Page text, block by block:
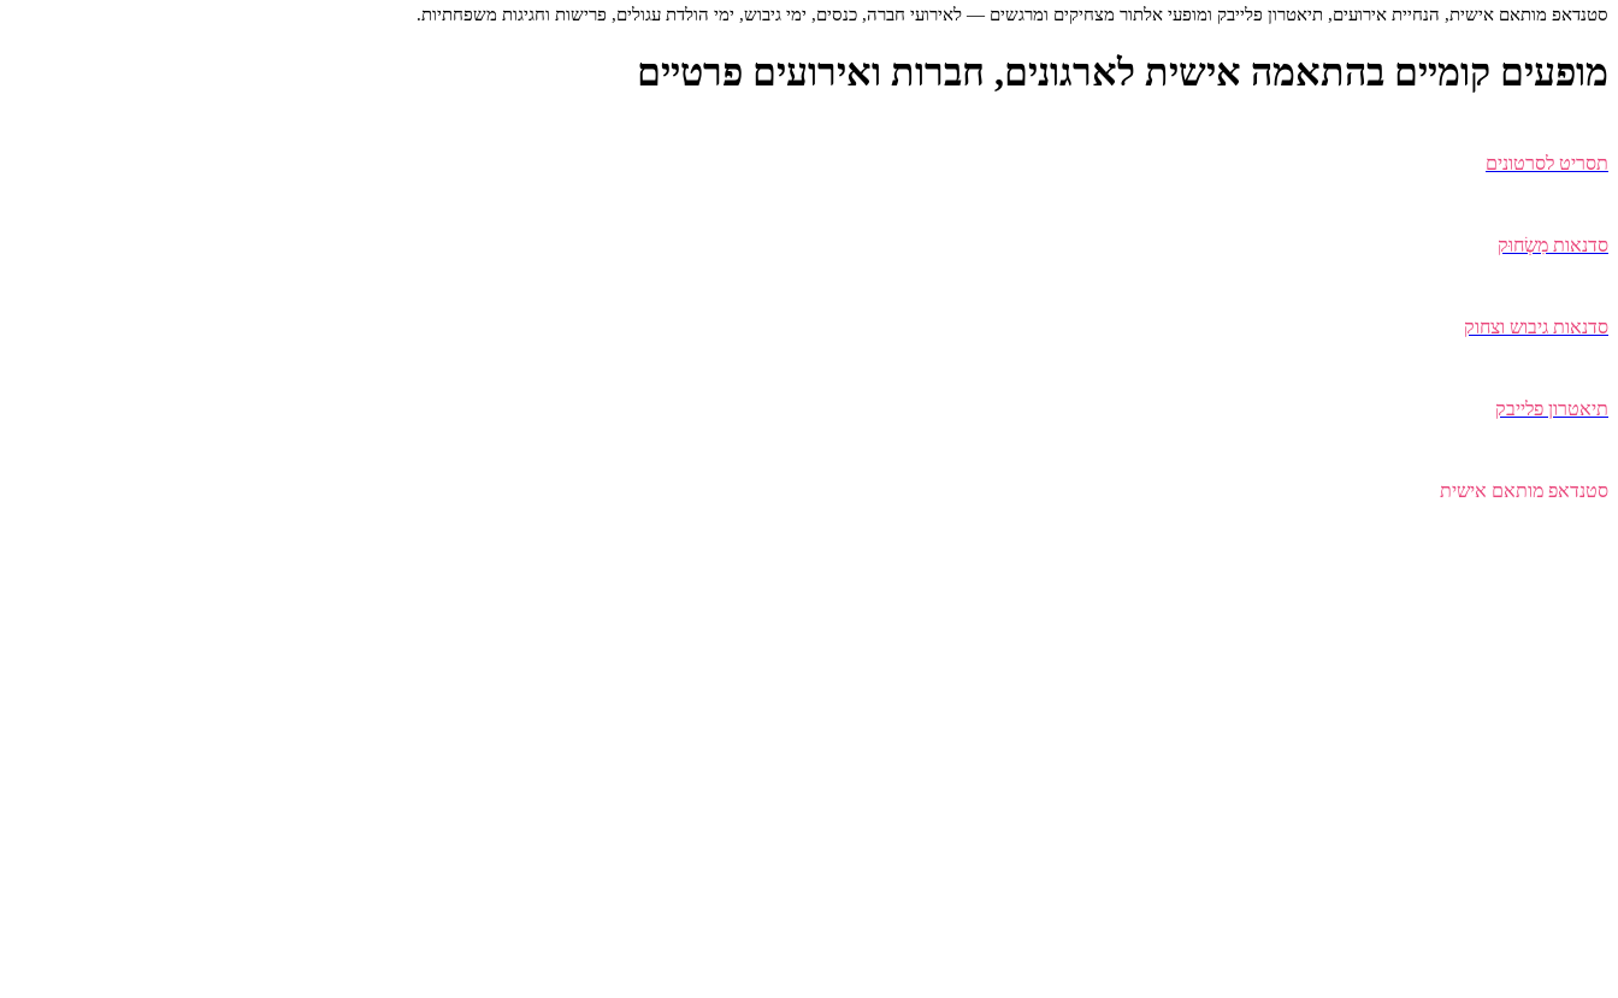
סטנדאפ מותאם אישית, הנחיית אירועים, תיאטרון פלייבק ומופעי אלתור מצחיקים ומרגשים — לאירועי חברה, כנסים, ימי גיבוש, ימי הולדת עגולים, פרישות וחגיגות משפחתיות.
מופעים קומיים בהתאמה אישית לארגונים, חברות ואירועים פרטיים
תסריט לסרטונים
סדנאות מִשְׂחוּק
סדנאות גיבוש וצחוק
תיאטרון פלייבק
סטנדאפ מותאם אישית